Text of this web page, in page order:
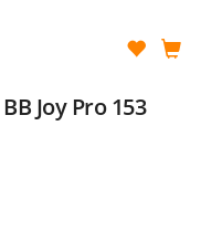
Joy Pro 153